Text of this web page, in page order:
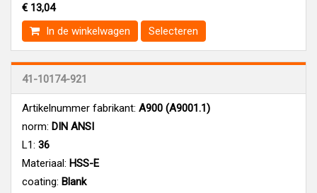
€ 13,04
In de winkelwagen
Selecteren
41-10174-921
Artikelnummer fabrikant: A900 (A9001.1)
norm: DIN ANSI
L1: 36
Materiaal: HSS-E
coating: Blank